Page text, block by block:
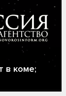
в коме;